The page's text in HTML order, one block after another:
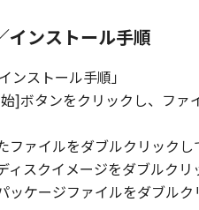
ンは、お客様が本契約のい
は、上記(3)による本契約の
、日本国法に準拠するものと
RESTRICTED
is a "commercial
and "commercial computer
12.212 and 48 C.F.R.
with only those rights set
インストール手順
ンストール手順」
]ボタンをクリックし、フ
ファイルをダブルクリック
ィスクイメージをダブルクリ
ッケージファイルをダブル